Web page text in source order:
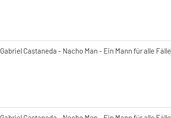
Gabriel Castaneda - Nacho Man - Ein Mann für alle Fälle